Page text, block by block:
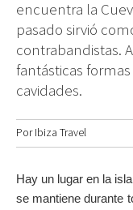
ORGANIZA TU VIAJE
Datos prácticos antes de
Llega siempre a tu destino
encuentra la
pasado sirvió
contrabandistas.
fantásticas
cavidades.
PorIbiza Travel
Hay un lugar en la
se mantiene durante